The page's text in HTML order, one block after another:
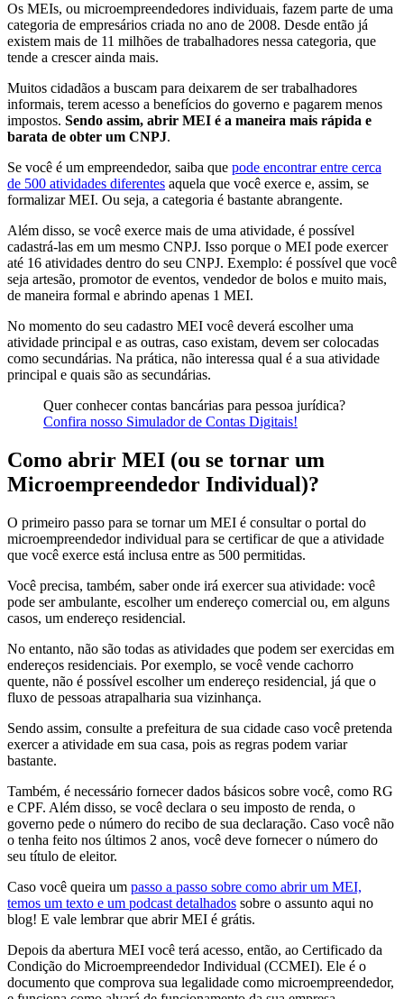
Os MEIs, ou microempreendedores individuais, fazem parte de uma
categoria de empresários criada no ano de 2008. Desde então já
existem mais de 11 milhões de trabalhadores nessa categoria, que
tende a crescer ainda mais.
Muitos cidadãos a buscam para deixarem de ser trabalhadores
informais, terem acesso a benefícios do governo e pagarem menos
impostos. Sendo assim, abrir MEI é a maneira mais rápida e
barata de obter um CNPJ.
Se você é um empreendedor, saiba que pode encontrar entre cerca
de 500 atividades diferentes aquela que você exerce e, assim, se
formalizar MEI. Ou seja, a categoria é bastante abrangente.
Além disso, se você exerce mais de uma atividade, é possível
cadastrá-las em um mesmo CNPJ. Isso porque o MEI pode exercer
até 16 atividades dentro do seu CNPJ. Exemplo: é possível que você
seja artesão, promotor de eventos, vendedor de bolos e muito mais,
de maneira formal e abrindo apenas 1 MEI.
No momento do seu cadastro MEI você deverá escolher uma
atividade principal e as outras, caso existam, devem ser colocadas
como secundárias. Na prática, não interessa qual é a sua atividade
principal e quais são as secundárias.
Quer conhecer contas bancárias para pessoa jurídica?
Confira nosso Simulador de Contas Digitais!
Como abrir MEI (ou se tornar um
Microempreendedor Individual)?
O primeiro passo para se tornar um MEI é consultar o portal do
microempreendedor individual para se certificar de que a atividade
que você exerce está inclusa entre as 500 permitidas.
Você precisa, também, saber onde irá exercer sua atividade: você
pode ser ambulante, escolher um endereço comercial ou, em alguns
casos, um endereço residencial.
No entanto, não são todas as atividades que podem ser exercidas em
endereços residenciais. Por exemplo, se você vende cachorro
quente, não é possível escolher um endereço residencial, já que o
fluxo de pessoas atrapalharia sua vizinhança.
Sendo assim, consulte a prefeitura de sua cidade caso você pretenda
exercer a atividade em sua casa, pois as regras podem variar
bastante.
Também, é necessário fornecer dados básicos sobre você, como RG
e CPF. Além disso, se você declara o seu imposto de renda, o
governo pede o número do recibo de sua declaração. Caso você não
o tenha feito nos últimos 2 anos, você deve fornecer o número do
seu título de eleitor.
Caso você queira um passo a passo sobre como abrir um MEI,
temos um texto e um podcast detalhados sobre o assunto aqui no
blog! E vale lembrar que abrir MEI é grátis.
Depois da abertura MEI você terá acesso, então, ao Certificado da
Condição do Microempreendedor Individual (CCMEI). Ele é o
documento que comprova sua legalidade como microempreendedor,